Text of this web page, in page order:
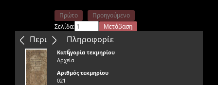
Περιεχόμενα
Πρώτο
Προηγούμενο
Σελίδα:
Μετάβαση
Επόμενο
Τελευταίο
Πληροφορίε
ς
Κατηγορία τεκμηρίου
Αρχεία
Αριθμός τεκμηρίου
021